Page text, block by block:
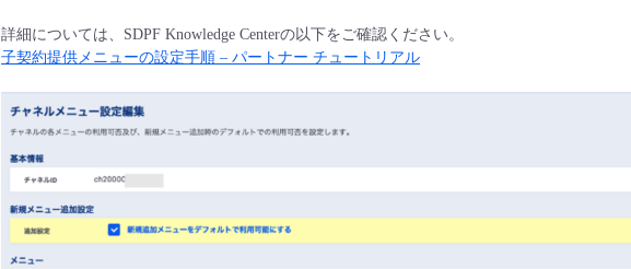
詳細については、SDPF Knowledge Centerの以下をご確認ください。
子契約提供メニューの設定手順 – パートナー チュートリアル